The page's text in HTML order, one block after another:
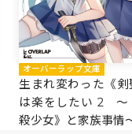
オーバーラップ文庫
生まれ変わった《剣
は楽をしたい 2 ～
殺少女》と家族事情